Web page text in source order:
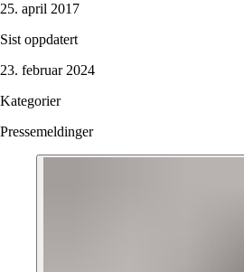
25. april 2017
Sist oppdatert
23. februar 2024
Kategorier
Pressemeldinger